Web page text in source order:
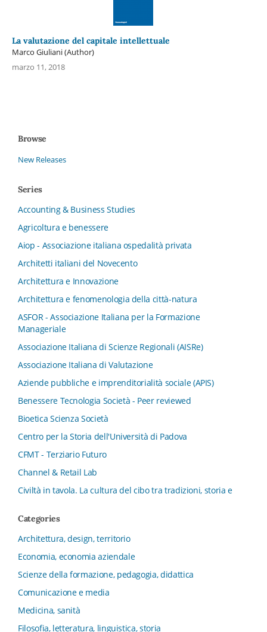
La valutazione del capitale intellettuale
Marco Giuliani (Author)
marzo 11, 2018
Browse
New Releases
Series
Accounting & Business Studies
Agricoltura e benessere
Aiop - Associazione italiana ospedalità privata
Architetti italiani del Novecento
Architettura e Innovazione
Architettura e fenomenologia della città-natura
ASFOR - Associazione Italiana per la Formazione
Manageriale
Associazione Italiana di Scienze Regionali (AISRe)
Associazione Italiana di Valutazione
Aziende pubbliche e imprenditorialità sociale (APIS)
Benessere Tecnologia Società - Peer reviewed
Bioetica Scienza Società
Centro per la Storia dell'Università di Padova
CFMT - Terziario Futuro
Channel & Retail Lab
Civiltà in tavola. La cultura del cibo tra tradizioni, storia e
Collana del Dipartimento di Scienze Aziendali, Management
dell’Economia Università di Bologna
Collana di Clinica della formazione
Collana di Ragioneria ed Economia Aziendale - SIDREA
Categories
Architettura, design, territorio
Economia, economia aziendale
Scienze della formazione, pedagogia, didattica
Comunicazione e media
Medicina, sanità
Filosofia, letteratura, linguistica, storia